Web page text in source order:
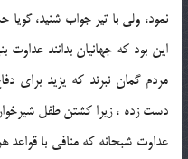
نمود، ولى با تير جواب شنيد،
اين بود كه جهانيان بدانند
مردم گمان نبرند كه يزيد براى
دست زده ، زيرا كشتن طفل
عداوت شبحانه كه منافى با